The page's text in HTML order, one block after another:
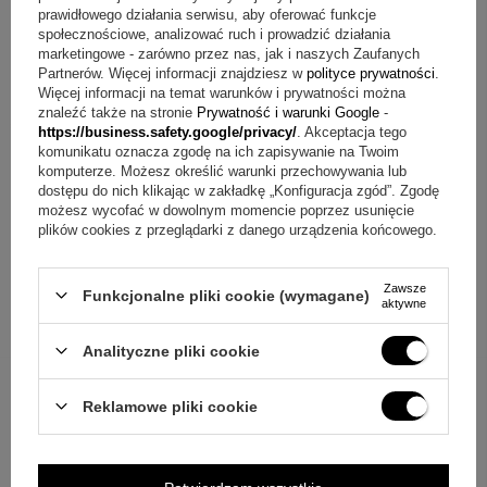
prawidłowego działania serwisu, aby oferować funkcje
społecznościowe, analizować ruch i prowadzić działania
marketingowe - zarówno przez nas, jak i naszych Zaufanych
Partnerów. Więcej informacji znajdziesz w polityce prywatności
Więcej informacji na temat warunków i prywatności można
znaleźć także na stronie Prywatność i warunki Google -
https://business.safety.google/privacy/ . Akceptacja tego
komunikatu oznacza zgodę na ich zapisywanie na Twoim
komputerze. Możesz określić warunki przechowywania lub
dostępu do nich klikając w zakładkę „Konfiguracja zgód”. Zgodę
możesz wycofać w dowolnym momencie poprzez usunięcie
plików cookies z przeglądarki z danego urządzenia końcowego.
Funkcjonalne pliki cookie (wymagane)
Zawsze
aktywne
Analityczne pliki cookie
Reklamowe pliki cookie